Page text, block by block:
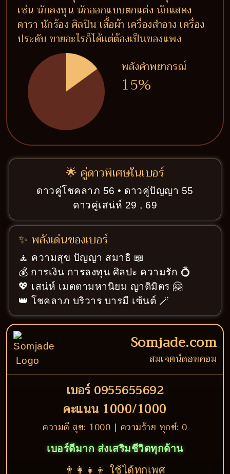
เช่น นักลงทุน นักออกแบบตกแต่ง นักแสดง
ดารา นักร้อง ศิลปิน เสื้อผ้า เครื่องสำอาง เครื่อง
ประดับ ขายอะไรก็ได้แต่ต้องเป็นของแพง
พลังคำพยากรณ์
15%
🌟 คู่ดาวพิเศษในเบอร์
ดาวคู่โชคลาภ 56 • ดาวคู่ปัญญา 55
ดาวคู่เสน่ห์ 29 , 69
✨ พลังเด่นของเบอร์
🧘 ความสุข ปัญญา สมาธิ 📖
💰 การเงิน การลงทุน ศิลปะ ความรัก 💍
💖 เสน่ห์ เมตตามหานิยม ญาติมิตร 🤗
👑 โชคลาภ บริวาร บารมี เซ้นต์ 🪄
Somjade.com
สมเจตน์ดอทคอม
เบอร์ 0955655692
คะแนน 1000/1000
ความดี สุข: 1000 | ความร้าย ทุกข์: 0
เบอร์ดีมาก ส่งเสริมชีวิตทุกด้าน
👨‍👩‍👧‍👦 ใช้ได้ทุกเพศ